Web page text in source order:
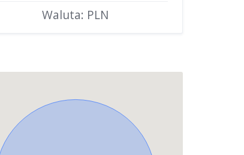
Waluta: PLN